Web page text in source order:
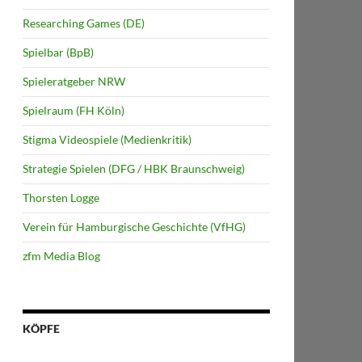
Researching Games (DE)
Spielbar (BpB)
Spieleratgeber NRW
Spielraum (FH Köln)
Stigma Videospiele (Medienkritik)
Strategie Spielen (DFG / HBK Braunschweig)
Thorsten Logge
Verein für Hamburgische Geschichte (VfHG)
zfm Media Blog
KÖPFE